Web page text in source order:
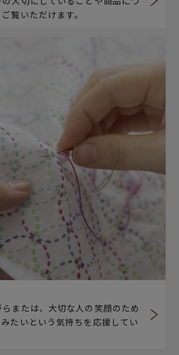
覧いただけます。
または、大切な人の笑顔のため
たいという気持ちを応援してい